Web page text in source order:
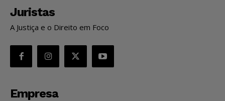
Juristas
A Justiça e o Direito em Foco
Empresa